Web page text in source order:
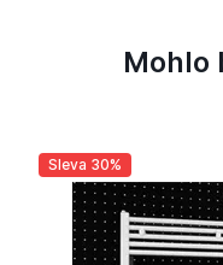
Mohlo
Sleva 30%